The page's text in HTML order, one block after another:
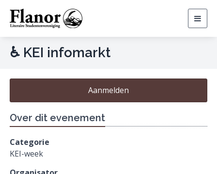
♿ KEI infomarkt
Aanmelden
Over dit evenement
Categorie
KEI-week